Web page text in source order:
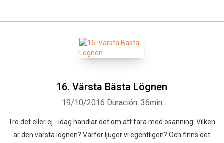
16. Värsta Bästa Lögnen
19/10/2016 Duración: 36min
Tro det eller ej - idag handlar det om att fara med osanning. Vilken
är den värsta lögnen? Varför ljuger vi egentligen? Och finns det